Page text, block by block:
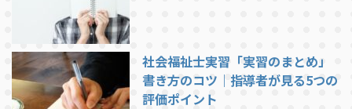
社会福祉士実習「実習のまとめ」
書き方のコツ｜指導者が見る5つの
評価ポイント